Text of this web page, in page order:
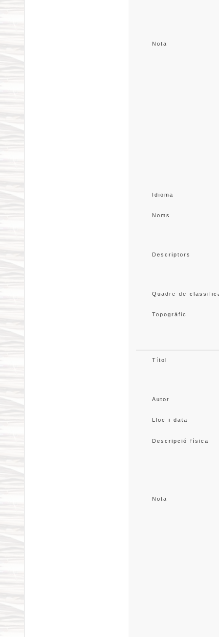
Nota
Idioma
Noms
Descriptors
Quadre de
Topogràfic
Títol
Autor
Lloc i data
Descripció física
Nota